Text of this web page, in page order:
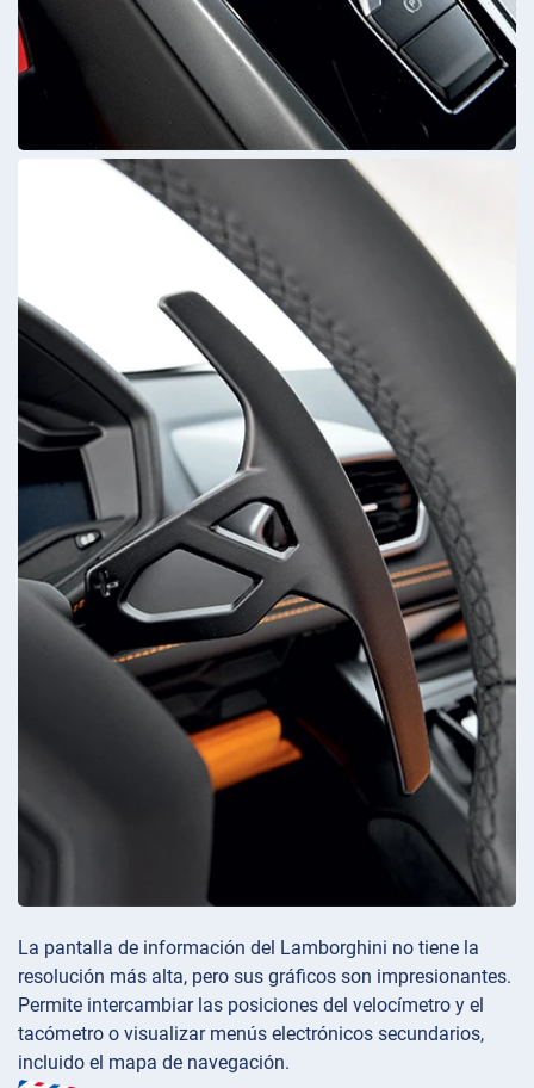
La pantalla de información del Lamborghini no tiene la
resolución más alta, pero sus gráficos son impresionantes.
Permite intercambiar las posiciones del velocímetro y el
tacómetro o visualizar menús electrónicos secundarios,
incluido el mapa de navegación.